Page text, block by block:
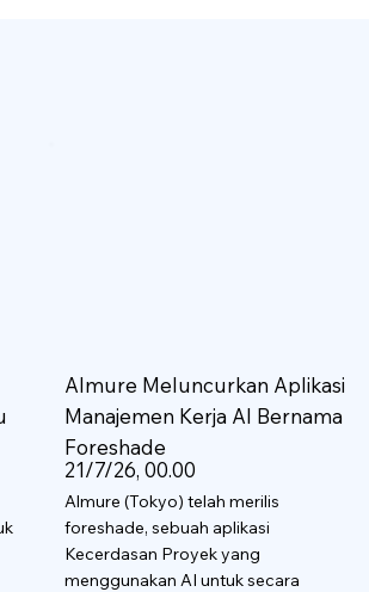
Almure Meluncurkan Aplikasi
Manajemen Kerja AI Bernama
Foreshade
21/7/26, 00.00
Almure (Tokyo) telah merilis
foreshade, sebuah aplikasi
Kecerdasan Proyek yang
menggunakan AI untuk secara